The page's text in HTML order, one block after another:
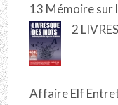
13 Mémoire sur
2
Affaire Elf